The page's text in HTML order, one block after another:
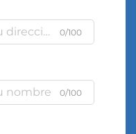
0/100
0/100